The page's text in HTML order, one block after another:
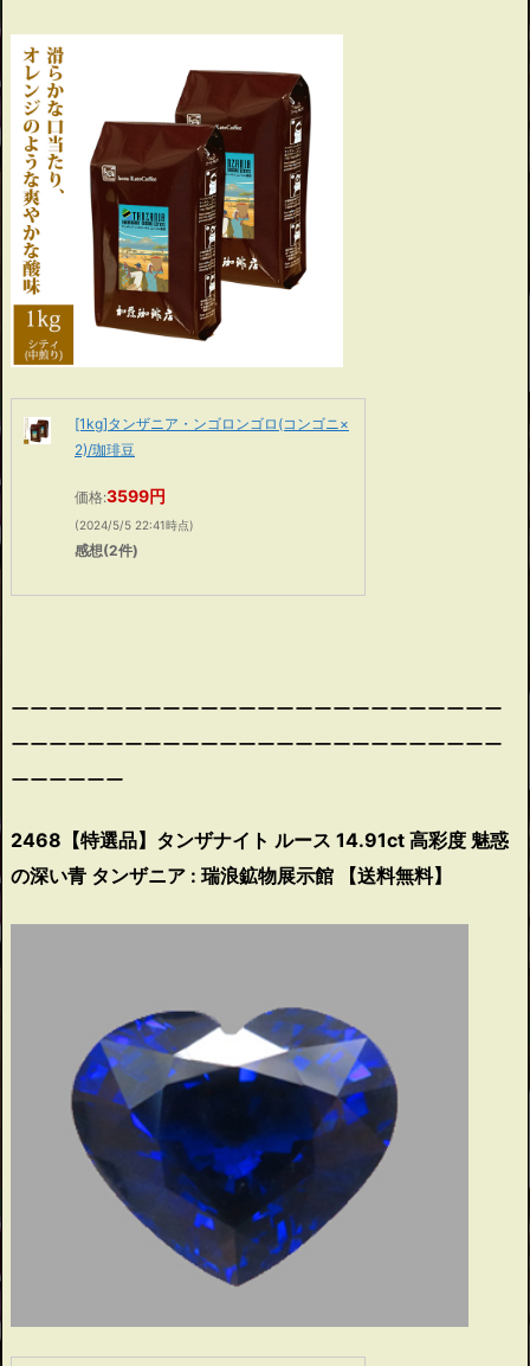
[1kg]タンザニア・ンゴロンゴロ(コンゴニ×
2)/珈琲豆
価格:3599円
(2024/5/5 22:41時点)
感想(2件)
ーーーーーーーーーーーーーーーーーーーーーーーーーー
ーーーーーーーーーーーーーーーーーーーーーーーーーー
ーーーーーー
2468【特選品】タンザナイト ルース 14.91ct 高彩度 魅惑
の深い青 タンザニア : 瑞浪鉱物展示館 【送料無料】